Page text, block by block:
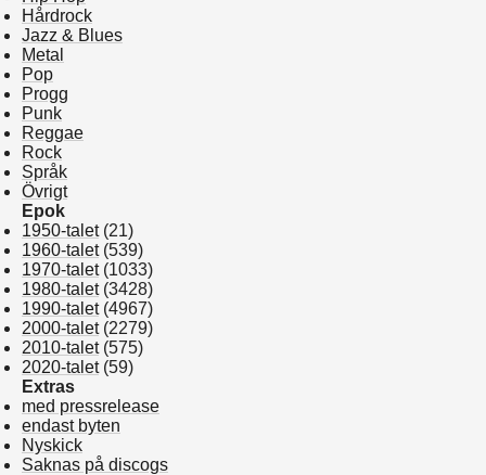
Hårdrock
Jazz & Blues
Metal
Pop
Progg
Punk
Reggae
Rock
Språk
Övrigt
Epok
1950-talet(21)
1960-talet(539)
1970-talet(1033)
1980-talet(3428)
1990-talet(4967)
2000-talet(2279)
2010-talet(575)
2020-talet(59)
Extras
med pressrelease
endast byten
Nyskick
Saknas på discogs